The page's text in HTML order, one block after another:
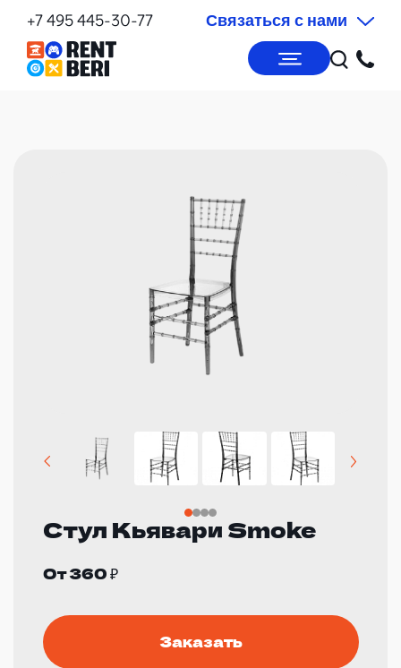
+7 495 445-30-77 Связаться с нами
Стул Кьявари Smoke
От 360 ₽
Заказать